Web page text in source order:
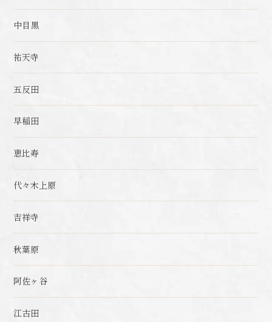
中目黒
祐天寺
五反田
早稲田
恵比寿
代々木上原
吉祥寺
秋葉原
阿佐ヶ谷
江古田